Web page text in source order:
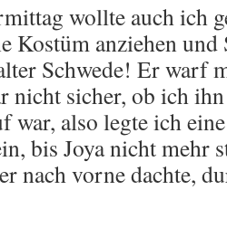
wollte auch ich
Kostüm anziehen
Schwede! Er warf
nicht sicher, ob ich
war, also legte ich
bis Joya nicht mehr
nach vorne dachte,